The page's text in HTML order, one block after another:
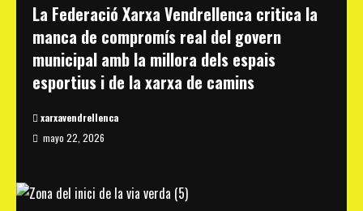
La Federació Xarxa Vendrellenca critica la
manca de compromís real del govern
municipal amb la millora dels espais
esportius i de la xarxa de camins
xarxavendrellenca
mayo 22, 2026